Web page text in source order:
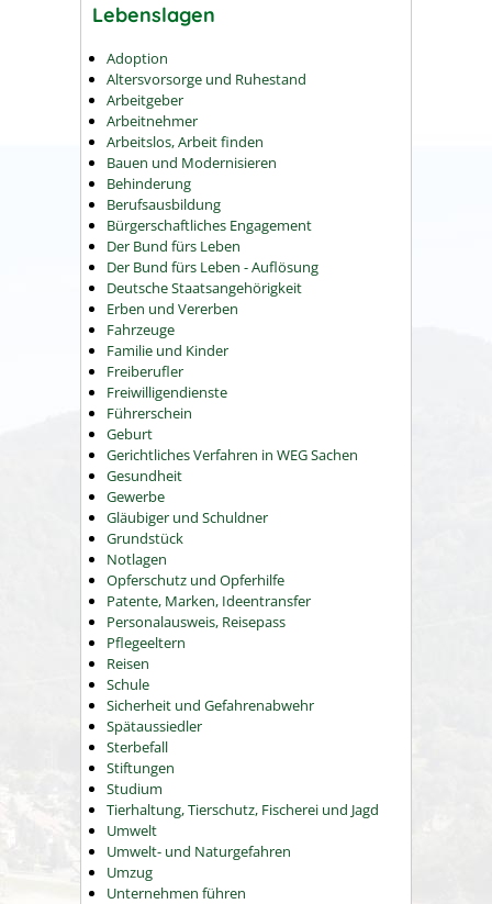
Lebenslagen
Adoption
Altersvorsorge und Ruhestand
Arbeitgeber
Arbeitnehmer
Arbeitslos, Arbeit finden
Bauen und Modernisieren
Behinderung
Berufsausbildung
Bürgerschaftliches Engagement
Der Bund fürs Leben
Der Bund fürs Leben - Auflösung
Deutsche Staatsangehörigkeit
Erben und Vererben
Fahrzeuge
Familie und Kinder
Freiberufler
Freiwilligendienste
Führerschein
Geburt
Gerichtliches Verfahren in WEG Sachen
Gesundheit
Gewerbe
Gläubiger und Schuldner
Grundstück
Notlagen
Opferschutz und Opferhilfe
Patente, Marken, Ideentransfer
Personalausweis, Reisepass
Pflegeeltern
Reisen
Schule
Sicherheit und Gefahrenabwehr
Spätaussiedler
Sterbefall
Stiftungen
Studium
Tierhaltung, Tierschutz, Fischerei und Jagd
Umwelt
Umwelt- und Naturgefahren
Umzug
Unternehmen führen